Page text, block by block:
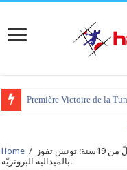
Première Victoire de la
Home /
الألعاب المتوسّطية أقلّ من 19سنة: تونس تفوز
بالميدالية البرونزيّة.